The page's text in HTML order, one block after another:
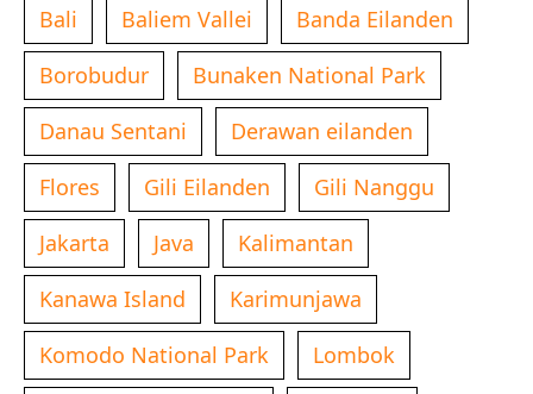
Bali Baliem Vallei
Banda Eilanden
Borobudur
Bunaken National Park
Danau Sentani
Derawan eilanden
Flores
Gili Eilanden
Gili Nanggu
Jakarta
Java
Kalimantan
Kanawa Island
Karimunjawa
Komodo National Park
Lombok